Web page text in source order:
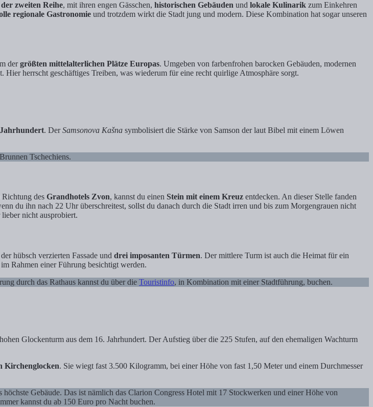
zweiten Reihe, mit ihren engen Gässchen, historischen Gebäuden und lokale Kulinarik zum Einkehren
regionale Gastronomie und trotzdem wirkt die Stadt jung und modern. Diese Kombination hat sogar unseren
dergrößten mittelalterlichen Plätze Europas. Umgeben von farbenfrohen barocken Gebäuden, modernen
herrscht geschäftiges Treiben, was wiederum für eine recht quirlige Atmosphäre sorgt.
. DerSamsonova Kašna symbolisiert die Stärke von Samson der laut Bibel mit einem Löwen
Tschechiens.
des Grandhotels Zvon, kannst du einen Stein mit einem Kreuz entdecken. An dieser Stelle fanden
du ihn nach 22 Uhr überschreitest, sollst du danach durch die Stadt irren und bis zum Morgengrauen nicht
nicht ausprobiert.
hübsch verzierten Fassade und drei imposanten Türmen. Der mittlere Turm ist auch die Heimat für ein
Rahmen einer Führung besichtigt werden.
durch das Rathaus kannst du über die Touristinfo, in Kombination mit einer Stadtführung, buchen.
Glockenturm aus dem 16. Jahrhundert. Der Aufstieg über die 225 Stufen, auf den ehemaligen Wachturm
Kirchenglocken. Sie wiegt fast 3.500 Kilogramm, bei einer Höhe von fast 1,50 Meter und einem Durchmesser
Gebäude. Das ist nämlich das Clarion Congress Hotel mit 17 Stockwerken und einer Höhe von
kannst du ab 150 Euro pro Nacht buchen.